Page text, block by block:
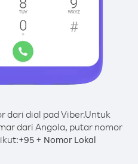
dari dial pad Viber.Untuk
dari Angola, putar nomor
+95 + Nomor Lokal